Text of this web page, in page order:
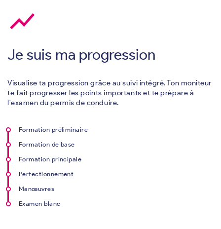
show_chart
Je suis ma progression
Visualise ta progression grâce au suivi intégré. Ton moniteur
te fait progresser les points importants et te prépare à
l'examen du permis de conduire.
Formation préliminaire
Formation de base
Formation principale
Perfectionnement
Manœuvres
Examen blanc